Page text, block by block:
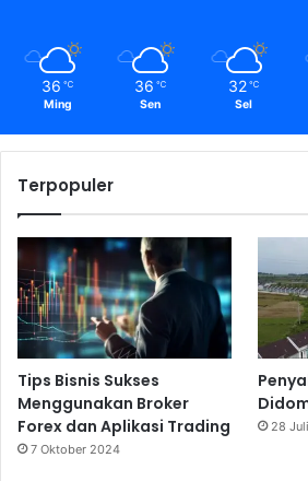
36 ℃
Ming
36 ℃
Sen
32 ℃
Sel
Terpopuler
Tips Bisnis Sukses
Menggunakan Broker
Forex dan Aplikasi Trading
7 Oktober 2024
28